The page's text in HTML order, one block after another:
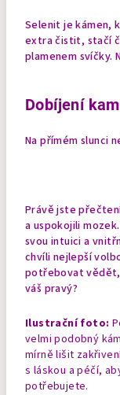
Selenit je kámen,
extra čistit, stačí
plamenem svíčky.
Dobíjení
Na přímém slunci
Právě jste
a uspokojili
svou intuici a
chvíli nejlepší
potřebovat vědět,
váš pravý?
Ilustrační foto:
velmi podobný
mírně lišit
s láskou a péčí,
potřebujete.